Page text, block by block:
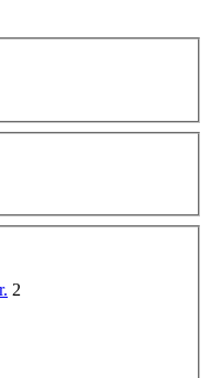
2